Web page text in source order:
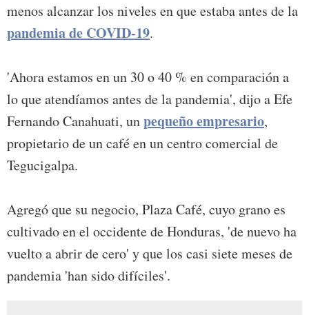
menos alcanzar los niveles en que estaba antes de la
pandemia de COVID-19.
'Ahora estamos en un 30 o 40 % en comparación a
lo que atendíamos antes de la pandemia', dijo a Efe
Fernando Canahuati, unpequeño empresario,
propietario de un café en un centro comercial de
Tegucigalpa.
Agregó que su negocio, Plaza Café, cuyo grano es
cultivado en el occidente de Honduras, 'de nuevo ha
vuelto a abrir de cero' y que los casi siete meses de
pandemia 'han sido difíciles'.